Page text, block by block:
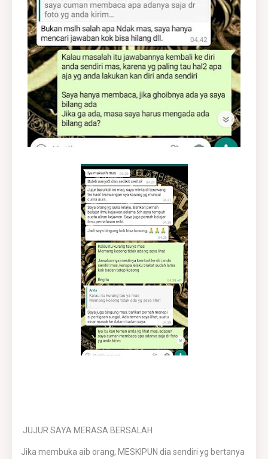
JUJUR SAYA MERASA BERSALAH
Jika membuka aib orang, MESKIPUN dia sendiri yg bertanya